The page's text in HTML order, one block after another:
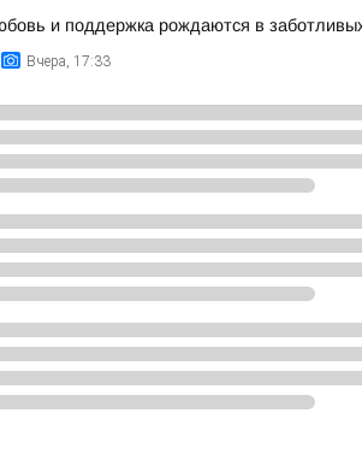
и поддержка рождаются в
Вчера, 17:33